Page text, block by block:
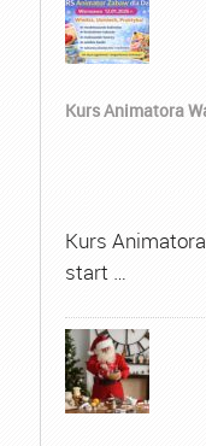
Kurs Animatora
Kurs
start …